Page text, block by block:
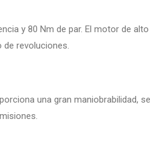
y 80 Nm de par. El motor de
de revoluciones.
una gran maniobrabilidad,